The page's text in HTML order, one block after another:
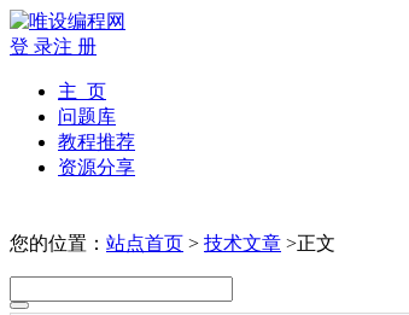
登 录注 册
主 页
问题库
教程推荐
资源分享
您的位置： 站点首页 > 技术文章 >正文